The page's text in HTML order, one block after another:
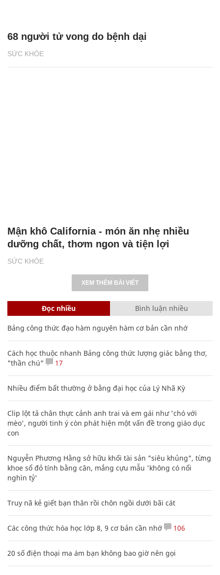
SỨC KHỎE
68 người tử vong do bệnh dại
SỨC KHỎE
Mận khô California - món ăn nhẹ nhiều
dưỡng chất, thơm ngon và tiện lợi
XEM THÊM BÀI VIẾT
Đọc nhiều Bình luận nhiều
Bảng công thức đạo hàm nguyên hàm cơ bản cần nhớ
Cách học thuộc nhanh Bảng công thức lượng giác bằng thơ,
"thần chú"
17
Nhiều điểm bất thường ở bằng đại học của Lý Nhã Kỳ
Clip lột tả chân thực cảnh anh trai và em gái như 'chó với
mèo', người tinh ý còn phát hiện một vấn đề trong giáo dục
con
Nguyễn Phương Hằng sở hữu khối tài sản "siêu khủng", từng
khoe sổ đỏ tính bằng cân, mắng cựu mẫu 'không có nổi
nghìn tỷ'
Truy nã kẻ giết bạn thân rồi chôn ngồi dưới bãi cát
Các công thức hóa học lớp 8, 9 cơ bản cần nhớ 106
20 số điện thoại ma ám bạn không bao giờ nên gọi